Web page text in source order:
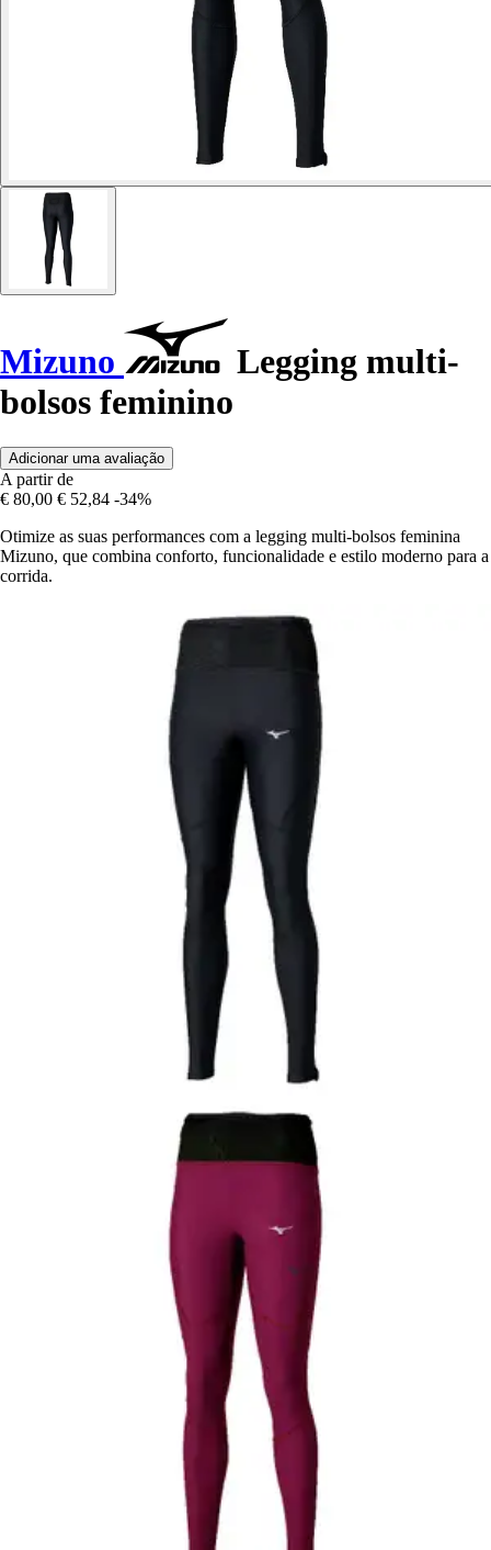
Mizuno
Legging multi-
bolsos feminino
Adicionar uma avaliação
A partir de
€ 80,00 € 52,84 -34%
Otimize as suas performances com a legging multi-bolsos feminina
Mizuno, que combina conforto, funcionalidade e estilo moderno para a
corrida.